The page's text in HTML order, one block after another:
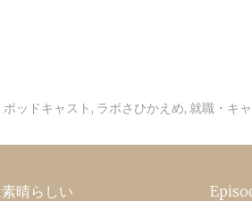
ポッドキャスト , ラボさひかえめ, 就職・キ
晴らしい